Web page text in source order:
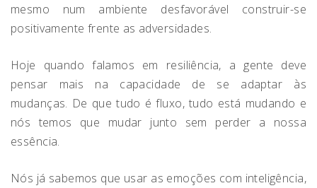
mesmo num ambiente desfavorável construir-se
positivamente frente as adversidades.
Hoje quando falamos em resiliência, a gente deve
pensar mais na capacidade de se adaptar às
mudanças. De que tudo é fluxo, tudo está mudando e
nós temos que mudar junto sem perder a nossa
essência.
Nós já sabemos que usar as emoções com inteligência,